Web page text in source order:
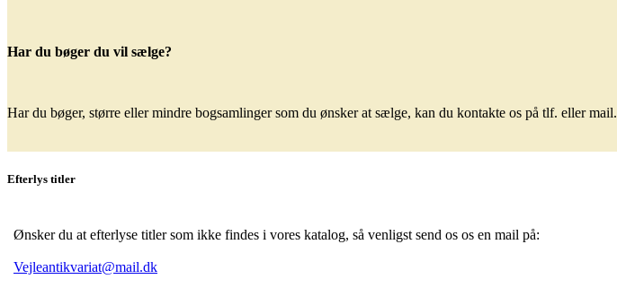
Har du bøger du vil sælge?
Har du bøger, større eller mindre bogsamlinger som du ønsker at sælge, kan du kontakte os på tlf. eller mail.
Efterlys titler
Ønsker du at efterlyse titler som ikke findes i vores katalog, så venligst send os os en mail på:
Vejleantikvariat@mail.dk